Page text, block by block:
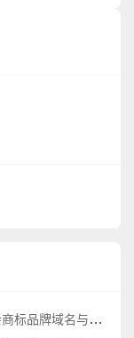
识工作委员会正式成立